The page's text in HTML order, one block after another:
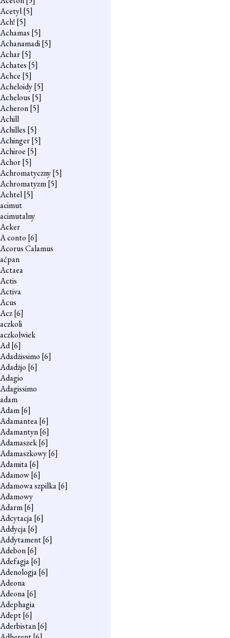
Acetyl[5]
Ach! [5]
Achamas [5]
Achanamadi[5]
Achar[5]
Achates [5]
Achce [5]
Acheloidy[5]
Achelous [5]
Acheron[5]
Achill
Achilles [5]
Achinger[5]
Achiroe [5]
Achor[5]
Achromatyczny[5]
Achromatyzm[5]
Achtel[5]
acimut
acimutalny
Acker
A conto [6]
Acorus Calamus
aćpan
Actaea
Actis
Activa
Acus
Acz[6]
aczkoli
aczkolwiek
Ad[6]
Adadżissimo [6]
Adadżjo [6]
Adagio
Adagissimo
adam
Adam[6]
Adamantea[6]
Adamantyn[6]
Adamaszek[6]
Adamaszkowy[6]
Adamita[6]
Adamow[6]
Adamowa szpilka[6]
Adamowy
Adarm[6]
Adcytacja[6]
Addycja[6]
Addytament[6]
Adebon[6]
Adefagja[6]
Adenologja[6]
Adeona
Adeona[6]
Adephagia
Adept[6]
Aderbistan[6]